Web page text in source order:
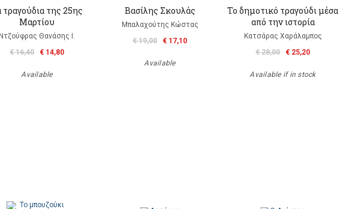
τραγούδια της 25ης
Μαρτίου
Θανάσης Ι.
€ 16,40
€ 14,80
Available
Βασίλης Σκουλάς
Μπαλαχούτης Κώστας
€ 19,00
€ 17,10
Available
Το δημοτικό τραγούδι μέσα
από την ιστορία
Κατσάρας Χαράλαμπος
€ 28,00
€ 25,20
Available if in stock